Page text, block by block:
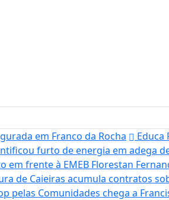
em Franco da Rocha
Educa
furto de energia em adega
frente à EMEB Florestan
de Caieiras acumula contratos
pelas Comunidades chega a